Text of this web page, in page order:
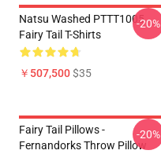
Natsu Washed PTTT1005
Fairy Tail T-Shirts
￥507,500$35
-20%
Fairy Tail Pillows -
Fernandorks Throw Pillow
-20%